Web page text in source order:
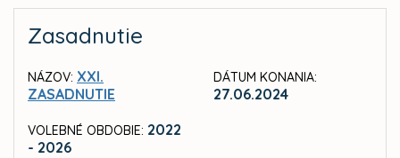
Zasadnutie
NÁZOV: XXI.
ZASADNUTIE
VOLEBNÉ OBDOBIE: 2022
- 2026
DÁTUM KONANIA:
27.06.2024